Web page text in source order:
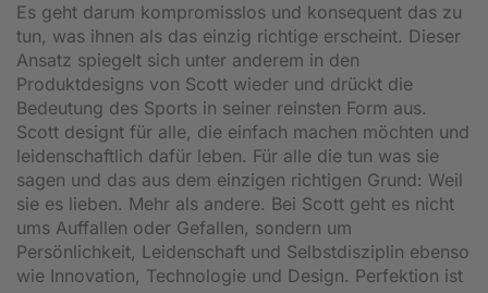
Es geht darum kompromisslos und konsequent das zu
tun, was ihnen als das einzig richtige erscheint. Dieser
Ansatz spiegelt sich unter anderem in den
Produktdesigns von Scott wieder und drückt die
Bedeutung des Sports in seiner reinsten Form aus.
Scott designt für alle, die einfach machen möchten und
leidenschaftlich dafür leben. Für alle die tun was sie
sagen und das aus dem einzigen richtigen Grund: Weil
sie es lieben. Mehr als andere. Bei Scott geht es nicht
ums Auffallen oder Gefallen, sondern um
Persönlichkeit, Leidenschaft und Selbstdisziplin ebenso
wie Innovation, Technologie und Design. Perfektion ist